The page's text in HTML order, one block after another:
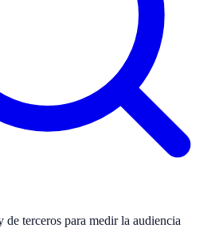
de terceros para medir la audiencia